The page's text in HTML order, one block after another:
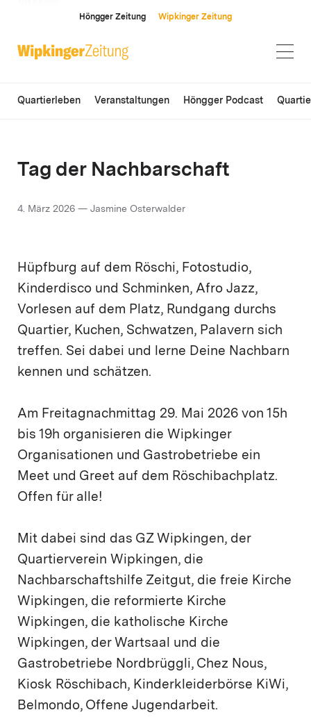
Höngger Zeitung Wipkinger Zeitung
Quartierleben Veranstaltungen Höngger Podcast
Tag der Nachbarschaft
4. März 2026 — Jasmine Osterwalder
Hüpfburg auf dem Röschi, Fotostudio,
Kinderdisco und Schminken, Afro Jazz,
Vorlesen auf dem Platz, Rundgang durchs
Quartier, Kuchen, Schwatzen, Palavern sich
treffen. Sei dabei und lerne Deine Nachbarn
kennen und schätzen.
Am Freitagnachmittag 29. Mai 2026 von 15h
bis 19h organisieren die Wipkinger
Organisationen und Gastrobetriebe ein
Meet und Greet auf dem Röschibachplatz.
Offen für alle!
Mit dabei sind das GZ Wipkingen, der
Quartierverein Wipkingen, die
Nachbarschaftshilfe Zeitgut, die freie Kirche
Wipkingen, die reformierte Kirche
Wipkingen, die katholische Kirche
Wipkingen, der Wartsaal und die
Gastrobetriebe Nordbrüggli, Chez Nous,
Kiosk Röschibach, Kinderkleiderbörse KiWi,
Belmondo, Offene Jugendarbeit.